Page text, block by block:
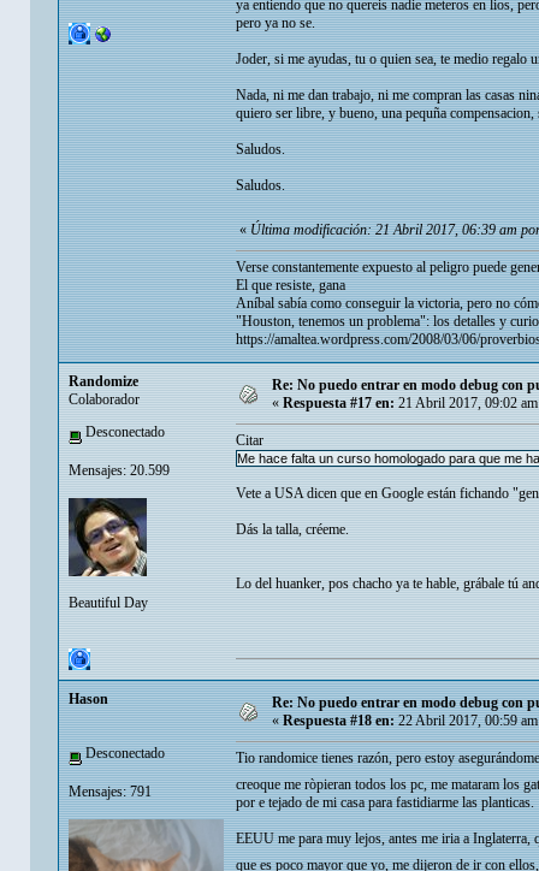
ya entiendo que no quereis nadie meteros en lios,
pero ya no se.
Joder, si me ayudas, tu o quien sea, te medio regalo
Nada, ni me dan trabajo, ni me compran las casas
quiero ser libre, y bueno, una pequña
Saludos.
Saludos.
«Última modificación: 21 Abril 2017, 06:39 am
Verse constantemente expuesto al peligro puede
El que resiste, gana
Aníbal sabía como conseguir la victoria, pero no
"Houston, tenemos un problema": los detalles y
https://amaltea.wordpress.com/2008/03/06/
Randomize
Colaborador
Desconectado
Mensajes: 20.599
Beautiful Day
Re: No puedo entrar en modo debug con
« Respuesta #17 en: 21 Abril 2017, 09:02
Citar
Me hace falta un curso homologado para que me
Vete a USA dicen que en Google están fichando
Dás la talla, créeme.
Lo del huanker, pos chacho ya te hable, grábale tú
Hason
Desconectado
Mensajes: 791
Re: No puedo entrar en modo debug con
«Respuesta #18 en:22 Abril 2017, 00:59
Tio randomice tienes razón, pero estoy
creoque me ròpieran todos los pc, me mataram los
por e tejado de mi casa para fastidiarme las planticas.
EEUU me para muy lejos, antes me iria a
que es poco mayor que yo, me dijeron de ir con